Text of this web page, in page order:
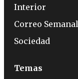
Interior
Correo Semanal
Sociedad
Temas